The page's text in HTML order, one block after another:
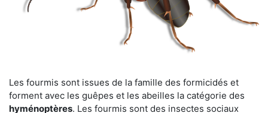
Les fourmis sont issues de la famille des formicidés et
forment avec les guêpes et les abeilles la catégorie des
hyménoptères. Les fourmis sont des insectes sociaux